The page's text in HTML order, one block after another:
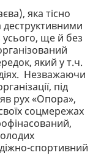
яка тісно
деструктивними
усього, ще й без
який у т.ч.
Незважаючи
під
рух «Опора»,
соцмережах
спортивний